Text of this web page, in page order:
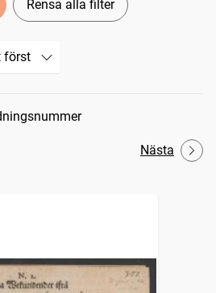
Rensa alla filter
Nästa